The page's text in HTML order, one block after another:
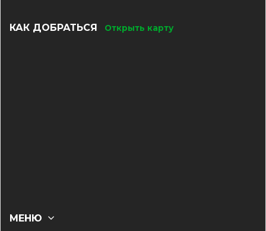
КАК ДОБРАТЬСЯ Открыть карту
МЕНЮ